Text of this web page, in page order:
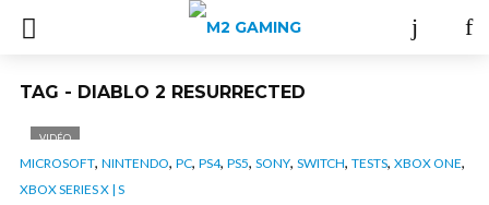
TAG - DIABLO 2 RESURRECTED
VIDÉO
MICROSOFT, NINTENDO, PC, PS4, PS5, SONY, SWITCH, TESTS, XBOX ONE,
XBOX SERIES X | S